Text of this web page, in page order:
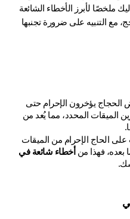
ورمي الجمرات وغيرها من المناسك. إليك ملخصًا لأبرز الأخطاء الشائعة
التي يقع فيها بعض الحجاج أثناء أداء الحج، مع التنبيه على ضرورة تجنبها
: بعض الحجاج يؤخرون الإحرام حتى
المحدد، مما يُعد من
: يجب على الحاج الإحرام من الميقات
فهذا من
أخطاء شائعة في